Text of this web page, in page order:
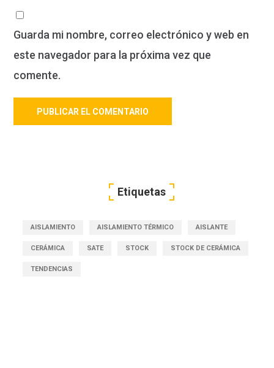
Guarda mi nombre, correo electrónico y web en
este navegador para la próxima vez que
comente.
Etiquetas
AISLAMIENTO AISLAMIENTO TÉRMICO AISLANTE
CERÁMICA SATE STOCK STOCK DE CERÁMICA
TENDENCIAS